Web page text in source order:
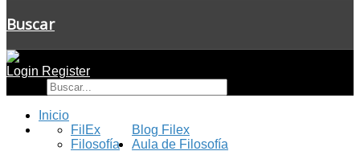
Buscar
Login Register
Inicio
Blog Filex
FilEx
Filosofía
Aula de Filosofía